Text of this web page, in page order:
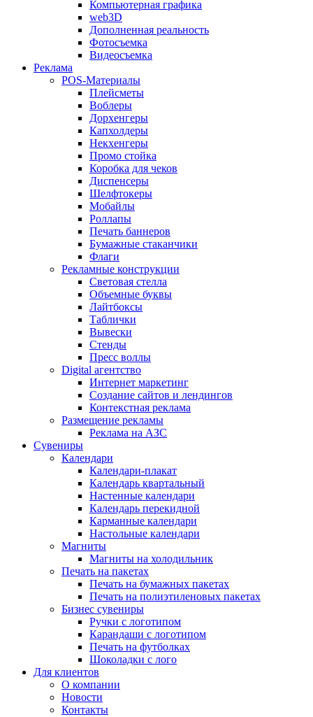
Компьютерная графика
web3D
Дополненная реальность
Фотосъемка
Видеосъемка
Реклама
POS-Материалы
Плейсметы
Воблеры
Дорхенгеры
Капхолдеры
Некхенгеры
Промо стойка
Коробка для чеков
Диспенсеры
Шелфтокеры
Мобайлы
Роллапы
Печать баннеров
Бумажные стаканчики
Флаги
Рекламные конструкции
Световая стелла
Объемные буквы
Лайтбоксы
Таблички
Вывески
Стенды
Пресс воллы
Digital агентство
Интернет маркетинг
Создание сайтов и лендингов
Контекстная реклама
Размещение рекламы
Реклама на АЗС
Сувениры
Календари
Календари-плакат
Календарь квартальный
Настенные календари
Календарь перекидной
Карманные календари
Настольные календари
Магниты
Магниты на холодильник
Печать на пакетах
Печать на бумажных пакетах
Печать на полиэтиленовых пакетах
Бизнес сувениры
Ручки с логотипом
Карандаши с логотипом
Печать на футболках
Шоколадки с лого
Для клиентов
О компании
Новости
Контакты